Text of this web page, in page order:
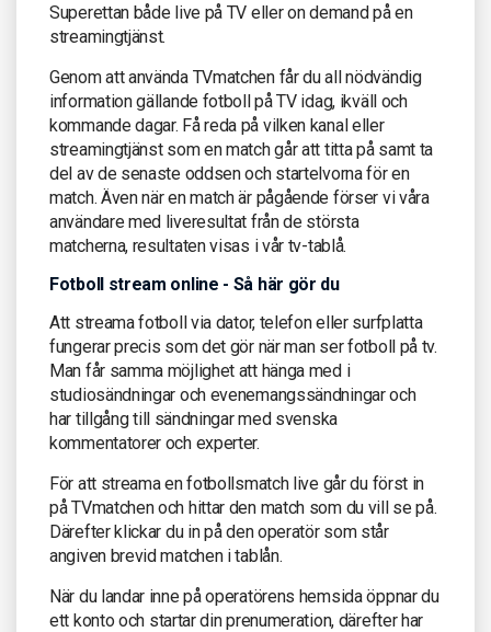
Superettan både live på TV eller on demand på en
streamingtjänst.
Genom att använda TVmatchen får du all nödvändig
information gällande fotboll på TV idag, ikväll och
kommande dagar. Få reda på vilken kanal eller
streamingtjänst som en match går att titta på samt ta
del av de senaste oddsen och startelvorna för en
match. Även när en match är pågående förser vi våra
användare med liveresultat från de största
matcherna, resultaten visas i vår tv-tablå.
Fotboll stream online - Så här gör du
Att streama fotboll via dator, telefon eller surfplatta
fungerar precis som det gör när man ser fotboll på tv.
Man får samma möjlighet att hänga med i
studiosändningar och evenemangssändningar och
har tillgång till sändningar med svenska
kommentatorer och experter.
För att streama en fotbollsmatch live går du först in
på TVmatchen och hittar den match som du vill se på.
Därefter klickar du in på den operatör som står
angiven brevid matchen i tablån.
När du landar inne på operatörens hemsida öppnar du
ett konto och startar din prenumeration, därefter har